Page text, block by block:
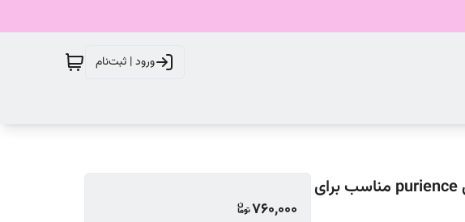
ورود | ثبت‌نام
کرم ضد آفتاب بدون رنگ امونی spf50 مدل purience مناسب برای
760,000